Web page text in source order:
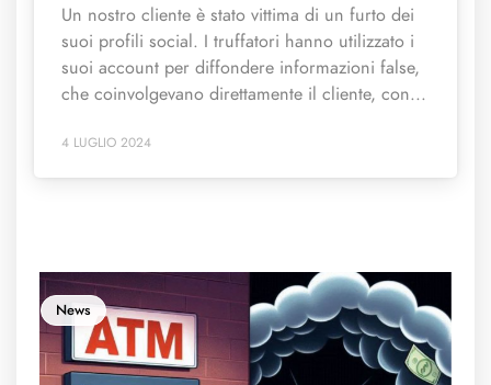
Un nostro cliente è stato vittima di un furto dei
suoi profili social. I truffatori hanno utilizzato i
suoi account per diffondere informazioni false,
che coinvolgevano direttamente il cliente, con...
4 LUGLIO 2024
News